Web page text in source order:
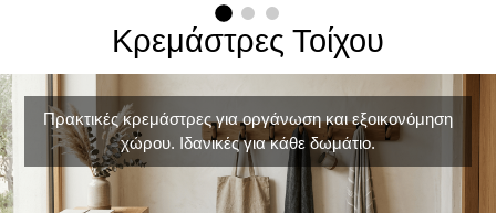
Κρεμάστρες Τοίχου
Πρακτικές κρεμάστρες για οργάνωση και εξοικονόμηση
χώρου. Ιδανικές για κάθε δωμάτιο.